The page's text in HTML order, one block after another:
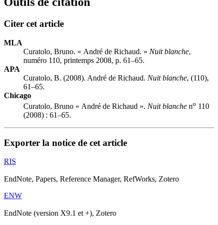
Citer cet article
MLA
Curatolo, Bruno. « André de Richaud. » Nuit blanche,
numéro 110, printemps 2008, p. 61–65.
APA
Curatolo, B. (2008). André de Richaud. Nuit blanche, (110),
61–65.
Chicago
Curatolo, Bruno « André de Richaud ». Nuit blanche no 110
(2008) : 61–65.
Exporter la notice de cet article
RIS
EndNote, Papers, Reference Manager, RefWorks, Zotero
ENW
EndNote (version X9.1 et +), Zotero